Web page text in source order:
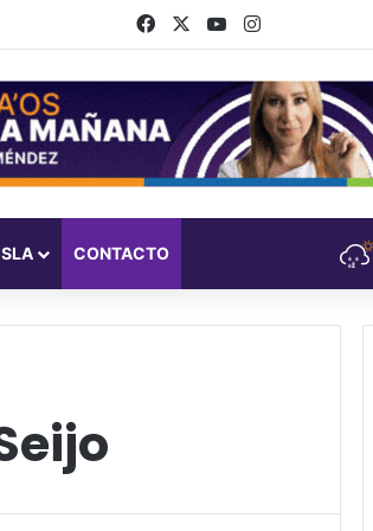
FacebookYouTubeInstagram
CONTACTO